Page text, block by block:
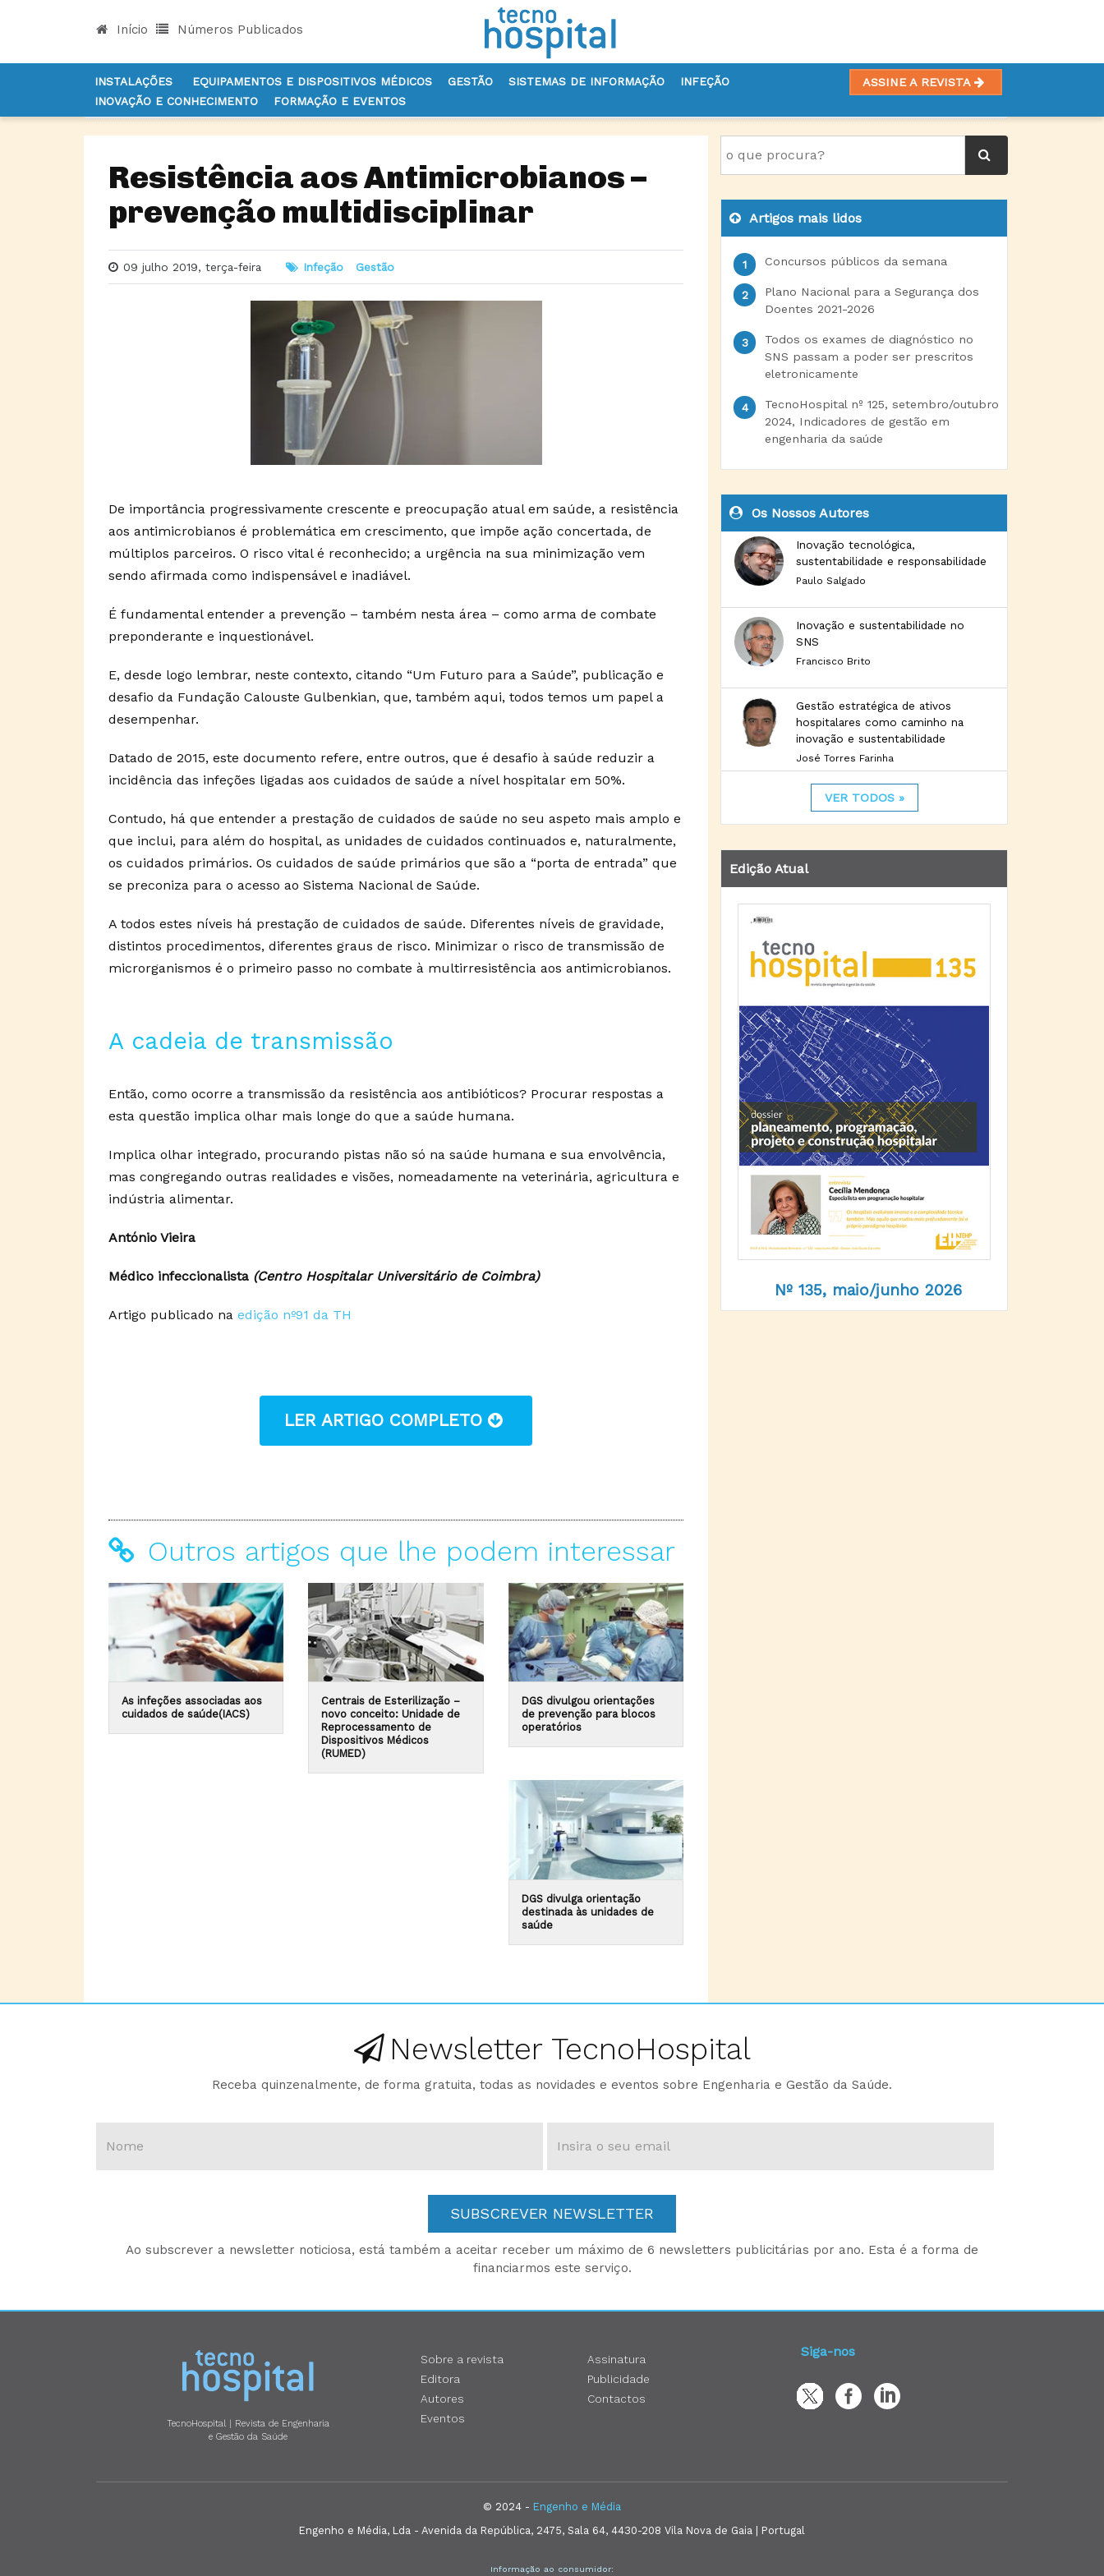
Início Números Publicados
INSTALAÇÕES EQUIPAMENTOS E DISPOSITIVOS MÉDICOS GESTÃO SISTEMAS DE INFORMAÇÃO
INFEÇÃO
INOVAÇÃO E CONHECIMENTO
FORMAÇÃO E EVENTOS
ASSINE A REVISTA
INÍCIO NOTÍCIAS INFEÇÃO RESISTÊNCIA AOS ANTIMICROBIANOS – PREVENÇÃO MULTIDISCIPLINAR
Resistência aos Antimicrobianos –
prevenção multidisciplinar
09 julho 2019, terça-feira Infeção Gestão
De importância progressivamente crescente e preocupação atual em saúde, a resistência
aos antimicrobianos é problemática em crescimento, que impõe ação concertada, de
múltiplos parceiros. O risco vital é reconhecido; a urgência na sua minimização vem
sendo afirmada como indispensável e inadiável.
É fundamental entender a prevenção – também nesta área – como arma de combate
preponderante e inquestionável.
E, desde logo lembrar, neste contexto, citando “Um Futuro para a Saúde”, publicação e
desafio da Fundação Calouste Gulbenkian, que, também aqui, todos temos um papel a
desempenhar.
Datado de 2015, este documento refere, entre outros, que é desafio à saúde reduzir a
incidência das infeções ligadas aos cuidados de saúde a nível hospitalar em 50%.
Contudo, há que entender a prestação de cuidados de saúde no seu aspeto mais amplo e
que inclui, para além do hospital, as unidades de cuidados continuados e, naturalmente,
os cuidados primários. Os cuidados de saúde primários que são a “porta de entrada” que
se preconiza para o acesso ao Sistema Nacional de Saúde.
A todos estes níveis há prestação de cuidados de saúde. Diferentes níveis de gravidade,
distintos procedimentos, diferentes graus de risco. Minimizar o risco de transmissão de
microrganismos é o primeiro passo no combate à multirresistência aos antimicrobianos.
A cadeia de transmissão
Então, como ocorre a transmissão da resistência aos antibióticos? Procurar respostas a
esta questão implica olhar mais longe do que a saúde humana.
Implica olhar integrado, procurando pistas não só na saúde humana e sua envolvência,
mas congregando outras realidades e visões, nomeadamente na veterinária, agricultura e
indústria alimentar.
António Vieira
Médico infeccionalista (Centro Hospitalar Universitário de Coimbra)
Artigo publicado na edição nº91 da TH
LER ARTIGO COMPLETO
Outros artigos que lhe podem interessar
As infeções associadas aos
cuidados de saúde(IACS)
Centrais de Esterilização –
novo conceito: Unidade de
Reprocessamento de
Dispositivos Médicos
(RUMED)
DGS divulgou orientações
de prevenção para blocos
operatórios
DGS divulga orientação
destinada às unidades de
saúde
Artigos mais lidos
Concursos públicos da semana
Plano Nacional para a Segurança dos
Doentes 2021-2026
Todos os exames de diagnóstico no
SNS passam a poder ser prescritos
eletronicamente
TecnoHospital nº 125, setembro/outubro
2024, Indicadores de gestão em
engenharia da saúde
Os Nossos Autores
Inovação tecnológica,
sustentabilidade e responsabilidade
Paulo Salgado
Inovação e sustentabilidade no
SNS
Francisco Brito
Gestão estratégica de ativos
hospitalares como caminho na
inovação e sustentabilidade
José Torres Farinha
VER TODOS »
Edição Atual
Nº 135, maio/junho 2026
Newsletter TecnoHospital
Receba quinzenalmente, de forma gratuita, todas as novidades e eventos sobre Engenharia e Gestão da Saúde.
SUBSCREVER NEWSLETTER
Ao subscrever a newsletter noticiosa, está também a aceitar receber um máximo de 6 newsletters publicitárias por ano. Esta é a forma de
financiarmos este serviço.
TecnoHospital | Revista de Engenharia
e Gestão da Saúde
Sobre a revista
Editora
Autores
Eventos
Assinatura
Publicidade
Contactos
Siga-nos
© 2024 - Engenho e Média
Engenho e Média, Lda - Avenida da República, 2475, Sala 64, 4430-208 Vila Nova de Gaia | Portugal
Informação ao consumidor: